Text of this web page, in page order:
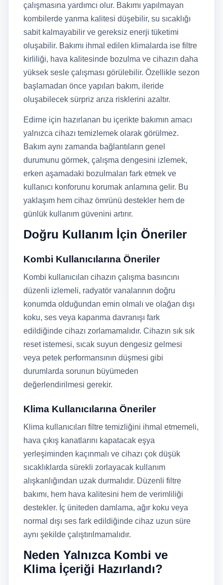
çalışmasına yardımcı olur. Bakımı yapılmayan
kombilerde yanma kalitesi düşebilir, su sıcaklığı
sabit kalmayabilir ve gereksiz enerji tüketimi
oluşabilir. Bakımı ihmal edilen klimalarda ise filtre
kirliliği, hava kalitesinde bozulma ve cihazın daha
yüksek sesle çalışması görülebilir. Özellikle sezon
başlamadan önce yapılan bakım, ileride
oluşabilecek sürpriz arıza risklerini azaltır.
Edirne için hazırlanan bu içerikte bakımın amacı
yalnızca cihazı temizlemek olarak görülmez.
Bakım aynı zamanda bağlantıların genel
durumunu görmek, çalışma dengesini izlemek,
erken aşamadaki bozulmaları fark etmek ve
kullanıcı konforunu korumak anlamına gelir. Bu
yaklaşım hem cihaz ömrünü destekler hem de
günlük kullanım güvenini artırır.
Doğru Kullanım İçin Öneriler
Kombi Kullanıcılarına Öneriler
Kombi kullanıcıları cihazın çalışma basıncını
düzenli izlemeli, radyatör vanalarının doğru
konumda olduğundan emin olmalı ve olağan dışı
koku, ses veya kapanma davranışı fark
edildiğinde cihazı zorlamamalıdır. Cihazın sık sık
reset istemesi, sıcak suyun dengesiz gelmesi
veya petek performansının düşmesi gibi
durumlarda sorunun büyümeden
değerlendirilmesi gerekir.
Klima Kullanıcılarına Öneriler
Klima kullanıcıları filtre temizliğini ihmal etmemeli,
hava çıkış kanatlarını kapatacak eşya
yerleşiminden kaçınmalı ve cihazı çok düşük
sıcaklıklarda sürekli zorlayacak kullanım
alışkanlığından uzak durmalıdır. Düzenli filtre
bakımı, hem hava kalitesini hem de verimliliği
destekler. İç üniteden damlama, ağır koku veya
normal dışı ses fark edildiğinde cihaz uzun süre
aynı şekilde çalıştırılmamalıdır.
Neden Yalnızca Kombi ve
Klima İçeriği Hazırlandı?